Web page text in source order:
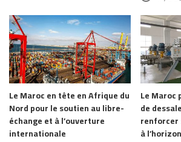
Le Maroc en tête en Afrique du
Nord pour le soutien au libre-
échange et à l’ouverture
internationale
Le
de
renforcer
à